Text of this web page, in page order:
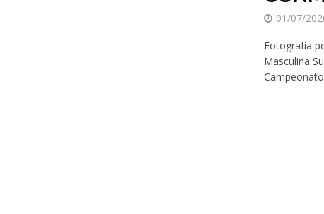
El Festival
01/07/
Fotografía
Masculina